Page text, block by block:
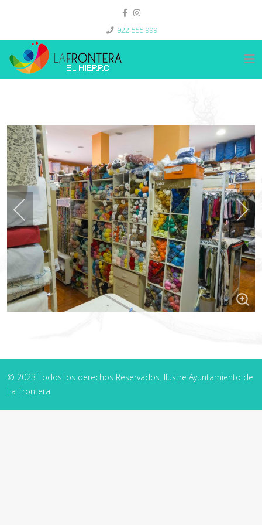
922 555 999
© 2023 Todos los derechos Reservados. Ilustre Ayuntamiento de
La Frontera